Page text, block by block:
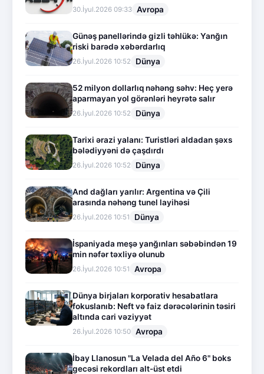
30.İyul.2026 09:33 Avropa
Günəş panellərində gizli təhlükə: Yanğın
riski barədə xəbərdarlıq
26.İyul.2026 10:52 Dünya
52 milyon dollarlıq nəhəng səhv: Heç yerə
aparmayan yol görənləri heyrətə salır
26.İyul.2026 10:52 Dünya
Tarixi ərazi yalanı: Turistləri aldadan şəxs
bələdiyyəni də çaşdırdı
26.İyul.2026 10:52 Dünya
And dağları yarılır: Argentina və Çili
arasında nəhəng tunel layihəsi
26.İyul.2026 10:51 Dünya
İspaniyada meşə yanğınları səbəbindən 19
min nəfər təxliyə olunub
26.İyul.2026 10:51 Avropa
Dünya birjaları korporativ hesabatlara
fokuslanıb: Neft və faiz dərəcələrinin təsiri
altında cari vəziyyət
26.İyul.2026 10:50 Avropa
İbay Llanosun "La Velada del Año 6" boks
gecəsi rekordları alt-üst etdi